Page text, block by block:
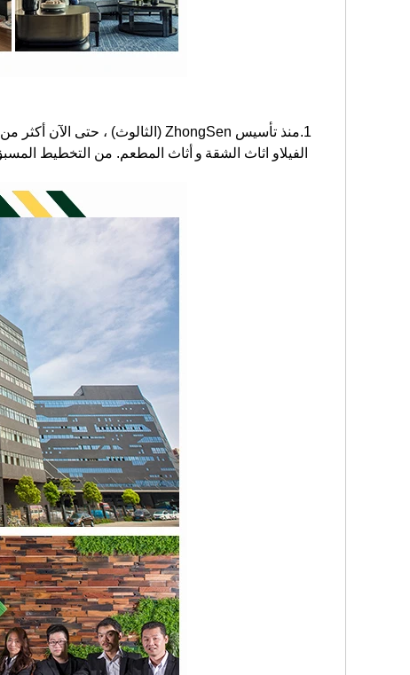
1.منذ تأسيس ZhongSen (الثالوث) ، حتى الآن أكثر من 20 عامًا من التاريخ ، فهو محترف
الفيلاو اثاث الشقة و أثاث المطعم. من التخطيط المسبق